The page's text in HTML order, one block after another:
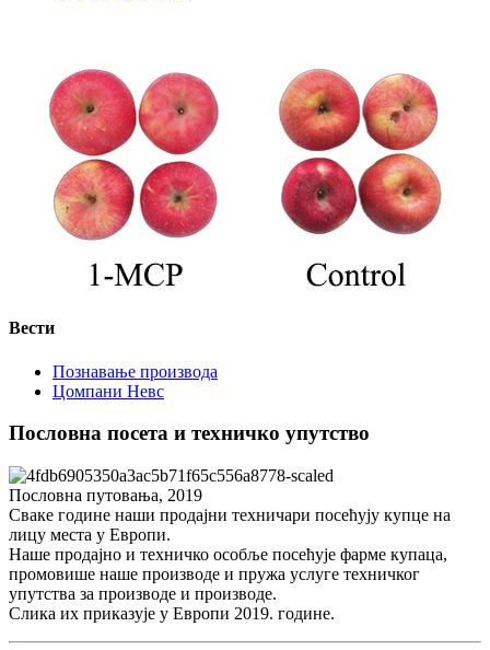
Вести
Познавање производа
Цомпани Невс
Пословна посета и техничко упутство
Пословна путовања, 2019
Сваке године наши продајни техничари посећују купце на
лицу места у Европи.
Наше продајно и техничко особље посећује фарме купаца,
промовише наше производе и пружа услуге техничког
упутства за производе и производе.
Слика их приказује у Европи 2019. године.